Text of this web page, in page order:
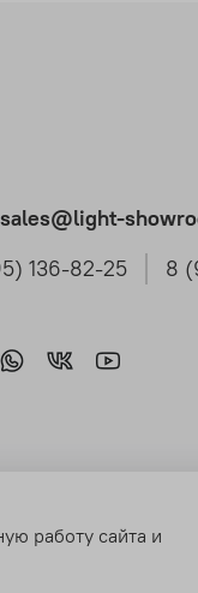
136-82-25
8
работу сайта и